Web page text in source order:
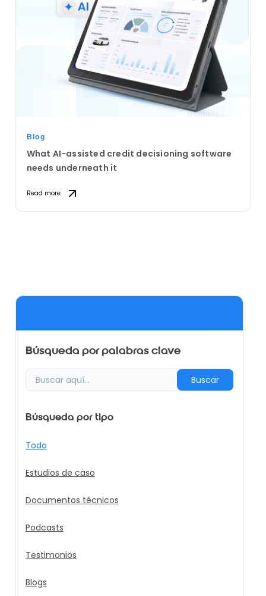
Búsqueda por palabras clave
Buscar
Búsqueda por tipo
Todo
Estudios de caso
Documentos técnicos
Podcasts
Testimonios
Blogs
Blog
What AI-assisted credit decisioning software
needs underneath it
Read more